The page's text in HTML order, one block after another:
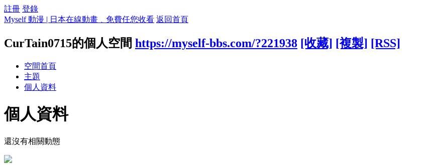
註冊 登錄
Myself 動漫 | 日本在線動畫﹑免費任您收看 返回首頁
CurTain0715的個人空間 https://myself-bbs.com/?221938 [收藏] [複製] [RSS]
空間首頁
主題
個人資料
個人資料
還沒有相關動態